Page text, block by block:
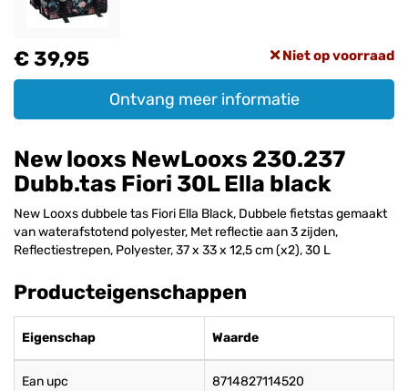
€ 39,95 Niet op voorraad
Ontvang meer informatie
New looxs NewLooxs 230.237
Dubb.tas Fiori 30L Ella black
New Looxs dubbele tas Fiori Ella Black, Dubbele fietstas gemaakt
van waterafstotend polyester, Met reflectie aan 3 zijden,
Reflectiestrepen, Polyester, 37 x 33 x 12,5 cm (x2), 30 L
Producteigenschappen
Eigenschap Waarde
Ean upc 8714827114520